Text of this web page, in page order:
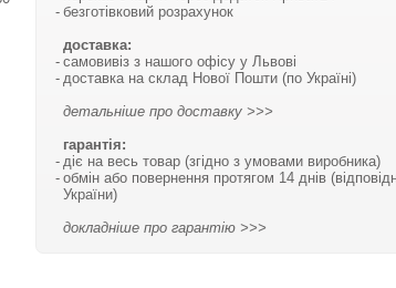
безготівковий розрахунок
доставка:
самовивіз з нашого офісу у Львові
доставка на склад Нової Пошти (по Україні)
детальніше про доставку >>>
гарантія:
діє на весь товар (згідно з умовами виробника)
обмін або повернення протягом 14 днів
України)
докладніше про гарантію >>>